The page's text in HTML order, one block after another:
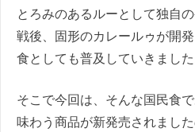
とろみのあるルーとして独自
戦後、固形のカレールゥが開
食としても普及していきました
そこで今回は、そんな国民食
味わう商品が新発売されまし